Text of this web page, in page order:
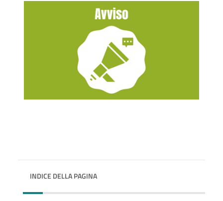
INDICE DELLA PAGINA